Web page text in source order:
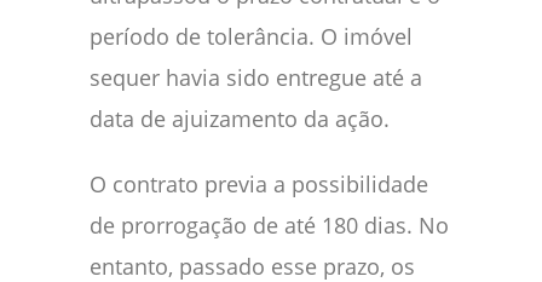
período de tolerância. O imóvel
sequer havia sido entregue até a
data de ajuizamento da ação.
O contrato previa a possibilidade
de prorrogação de até 180 dias. No
entanto, passado esse prazo, os